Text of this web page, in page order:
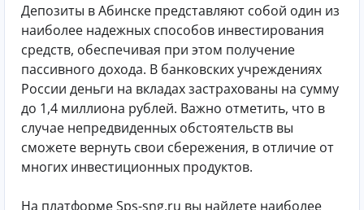
Депозиты в Абинске представляют собой один из
наиболее надежных способов инвестирования
средств, обеспечивая при этом получение
пассивного дохода. В банковских учреждениях
России деньги на вкладах застрахованы на сумму
до 1,4 миллиона рублей. Важно отметить, что в
случае непредвиденных обстоятельств вы
сможете вернуть свои сбережения, в отличие от
многих инвестиционных продуктов.
На платформе Sps-sng.ru вы найдете наиболее